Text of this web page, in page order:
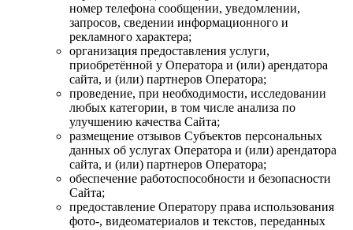
номер телефона сообщении, уведомлении,
запросов, сведении информационного и
рекламного характера;
организация предоставления услуги,
приобретённой у Оператора и (или) арендатора
сайта, и (или) партнеров Оператора;
проведение, при необходимости, исследовании
любых категории, в том числе анализа по
улучшению качества Сайта;
размещение отзывов Субъектов персональных
данных об услугах Оператора и (или) арендатора
сайта, и (или) партнеров Оператора;
обеспечение работоспособности и безопасности
Сайта;
предоставление Оператору права использования
фото-, видеоматериалов и текстов, переданных